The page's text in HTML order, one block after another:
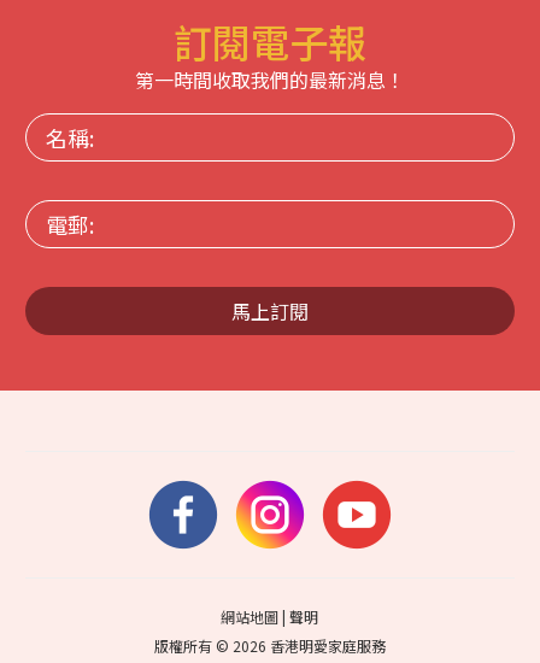
訂閱電子報
第一時間收取我們的最新消息！
名
稱:
電
郵:
馬上訂閱
網站地圖|聲明
版權所有 © 2026 香港明愛家庭服務